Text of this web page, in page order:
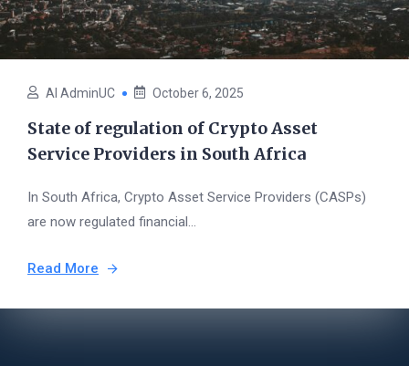
AI AdminUC October 6, 2025
State of regulation of Crypto Asset
Service Providers in South Africa
In South Africa, Crypto Asset Service Providers (CASPs)
are now regulated financial...
Read More